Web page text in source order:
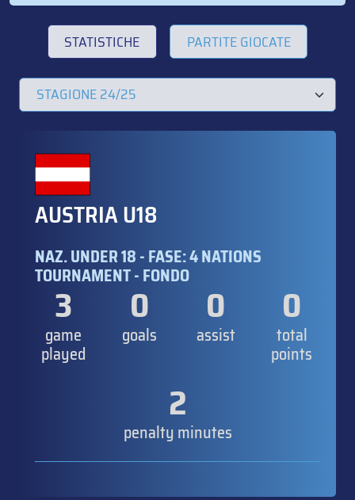
STATISTICHE PARTITE GIOCATE
AUSTRIA U18
NAZ. UNDER 18 - FASE: 4 NATIONS
TOURNAMENT - FONDO
3
game
played
0
goals
0
assist
0
total
points
2
penalty minutes